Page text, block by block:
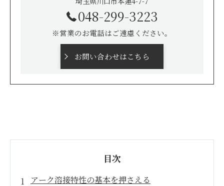
048-299-3223
※営業のお電話はご遠慮ください。
お問い合わせはこちら
目次
アーク溶接特性の基本を押さえる